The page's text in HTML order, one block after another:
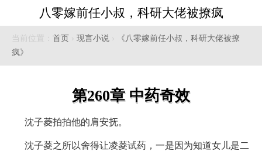
八零嫁前任小叔，科研大佬被撩疯
当前位置： 首页 › 现言小说 ›
《八零嫁前任小叔，科研大佬被撩
疯》
第260章 中药奇效
沈子菱拍拍他的肩安抚。
沈子菱之所以舍得让凌菱试药，一是因为知道女儿是二